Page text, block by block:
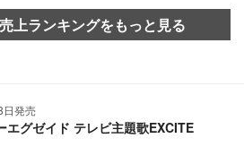
上ランキングをもっと見る
発売
エグゼイド テレビ主題歌EXCITE